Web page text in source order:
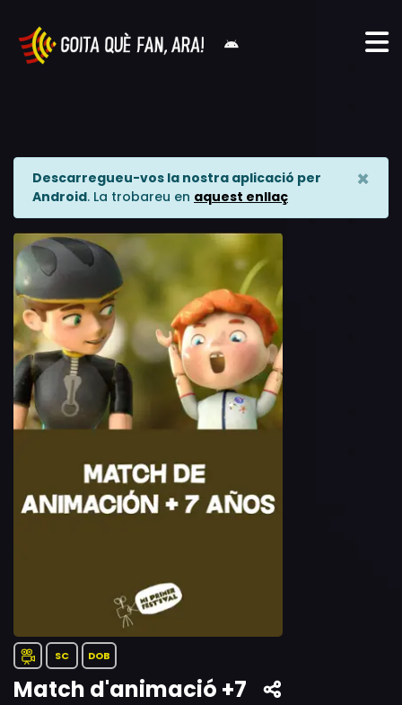
Descarregueu-vos la nostra aplicació per
Android. La trobareu en aquest enllaç
×
SC DOB
Match d'animació +7